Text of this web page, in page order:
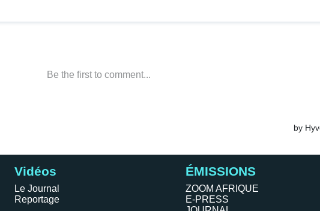
Vidéos
Le Journal
Reportage
ÉMISSIONS
ZOOM AFRIQUE
E-PRESS